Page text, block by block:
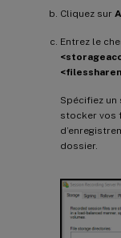
Cliquez sur
Entrez le
Spécifiez
stocker vos
dossier.